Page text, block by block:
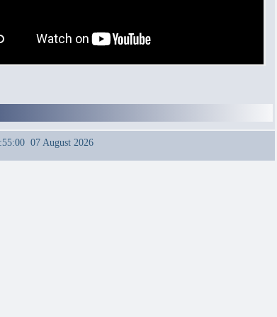
07 August 2026